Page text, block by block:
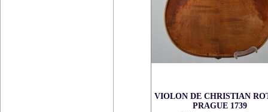
VIOLON DE CHRISTIAN
PRAGUE 1739